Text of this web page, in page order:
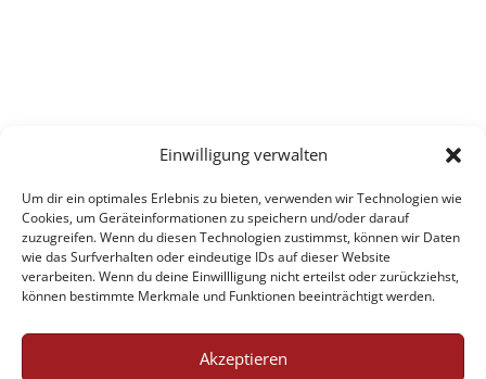
Einwilligung verwalten
Um dir ein optimales Erlebnis zu bieten, verwenden wir Technologien wie
Cookies, um Geräteinformationen zu speichern und/oder darauf
zuzugreifen. Wenn du diesen Technologien zustimmst, können wir Daten
wie das Surfverhalten oder eindeutige IDs auf dieser Website
verarbeiten. Wenn du deine Einwillligung nicht erteilst oder zurückziehst,
können bestimmte Merkmale und Funktionen beeinträchtigt werden.
Akzeptieren
Aktuell sind keine Events
geplant. 😢